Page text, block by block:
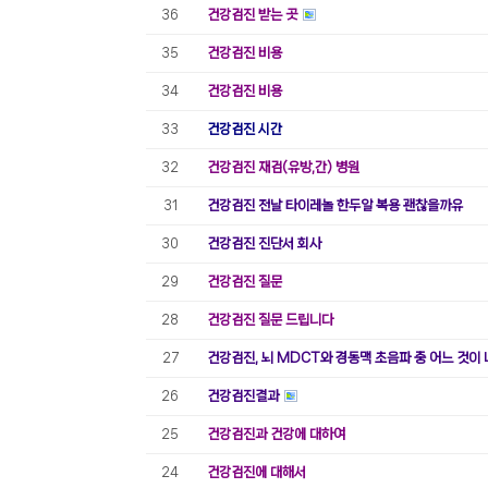
36 건강검진 받는 곳
35 건강검진 비용
34 건강검진 비용
33 건강검진 시간
32 건강검진 재검(유방,간) 병원
31 건강검진 전날 타이레놀 한두알 복용 괜찮을까유
30 건강검진 진단서 회사
29 건강검진 질문
28 건강검진 질문 드립니다
27 건강검진, 뇌 MDCT와 경동맥 초음파 중 어느 것이
26 건강검진결과
25 건강검진과 건강에 대하여
24 건강검진에 대해서